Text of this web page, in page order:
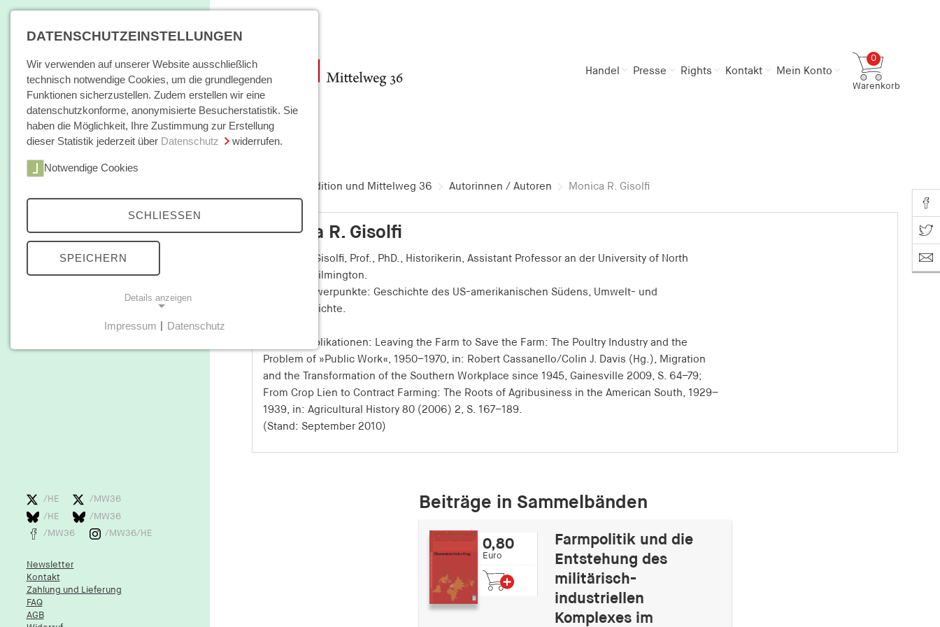
Home
Bücher / E-Books
/HE
/MW36
/HE
/MW36
/MW36
/MW36/HE
Newsletter
Kontakt
Zahlung und Lieferung
FAQ
AGB
Handel Presse Rights Kontakt Mein Konto
0
Warenkorb
Hamburger Edition und Mittelweg 36 Autorinnen / Autoren Monica R. Gisolfi
Monica R. Gisolfi
Monica R. Gisolfi, Prof., PhD., Historikerin, Assistant Professor an der University of North
Carolina, Wilmington.
Arbeitsschwerpunkte: Geschichte des US-amerikanischen Südens, Umwelt- und
Agrargeschichte.
Neuere Publikationen: Leaving the Farm to Save the Farm: The Poultry Industry and the
Problem of »Public Work«, 1950–1970, in: Robert Cassanello/Colin J. Davis (Hg.), Migration
and the Transformation of the Southern Workplace since 1945, Gainesville 2009, S. 64–79;
From Crop Lien to Contract Farming: The Roots of Agribusiness in the American South, 1929–
1939, in: Agricultural History 80 (2006) 2, S. 167–189.
(Stand: September 2010)
Beiträge in Sammelbänden
0,80
Euro
Farmpolitik und die
Entstehung des
militärisch-
industriellen
Komplexes im
Share
Share on
DATENSCHUTZEINSTELLUNGEN
Wir verwenden auf unserer Website ausschließlich
technisch notwendige Cookies, um die grundlegenden
Funktionen sicherzustellen. Zudem erstellen wir eine
datenschutzkonforme, anonymisierte Besucherstatistik. Sie
haben die Möglichkeit, Ihre Zustimmung zur Erstellung
dieser Statistik jederzeit über Datenschutz widerrufen.
Notwendige Cookies
SCHLIESSEN
SPEICHERN
Details anzeigen
Notwendige Cookies helfen dabei, eine Webseite
Seitennavigation und Zugriff auf sichere Bereiche der
Anbieter:
hamburger-edition.de
Speichert den Zustimmungsstatus des
Benutzers für Cookies auf der
aktuellen Domäne.
Impressum | Datenschutz